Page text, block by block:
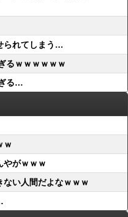
られてしまう…
るｗｗｗｗｗｗ
る…
ｗ
やがｗｗｗ
い人間だよなｗｗｗ